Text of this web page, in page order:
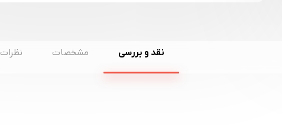
نقد و بررسی مشخصات نظرات